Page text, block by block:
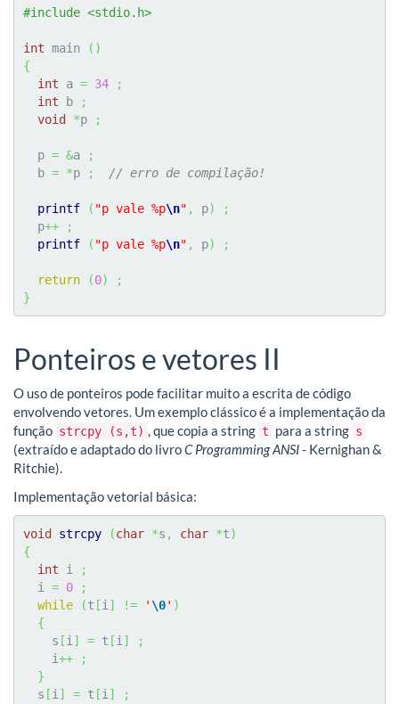
#include <stdio.h>
int main ( )
{
int a = 34
;
int b
;
void
*p ;
  p
= &a
;
  b
= *p ; // erro de compilação!
printf ( "p vale %p\n" , p)
;
  p
++
;
printf
( "p vale %p\n" , p) ;
return (0)
;
}
Ponteiros e vetores II
O uso de ponteiros pode facilitar muito a escrita de código
envolvendo vetores. Um exemplo clássico é a implementação da
função strcpy (s,t) , que copia a string t para a string s
(extraído e adaptado do livroC Programming ANSI- Kernighan &
Ritchie).
Implementação vetorial básica:
void strcpy (char *s , char *t)
{
int i
;
  i
= 0
;
while
(t [i] != ' \0' )
{
    s
[i] = t [i]
;
    i
++
;
}
  s
[i] = t [i]
;